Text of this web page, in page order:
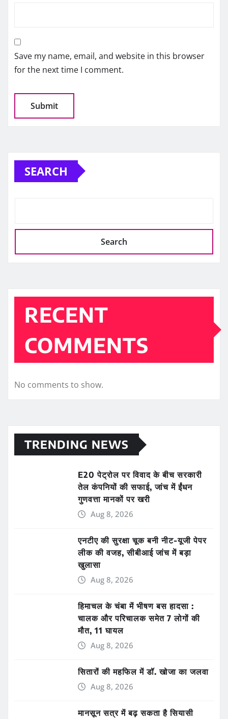
Save my name, email, and website in this browser
for the next time I comment.
SEARCH
Search
RECENT
COMMENTS
No comments to show.
TRENDING NEWS
E20 पेट्रोल पर विवाद के बीच सरकारी
तेल कंपनियों की सफाई, जांच में ईंधन
गुणवत्ता मानकों पर खरी
Aug 8, 2026
एनटीए की सुरक्षा चूक बनी नीट-यूजी पेपर
लीक की वजह, सीबीआई जांच में बड़ा
खुलासा
Aug 8, 2026
हिमाचल के चंबा में भीषण बस हादसा :
चालक और परिचालक समेत 7 लोगों की
मौत, 11 घायल
Aug 8, 2026
सितारों की महफिल में डॉ. खोजा का जलवा
Aug 8, 2026
मानसून सत्र में बढ़ सकता है सियासी